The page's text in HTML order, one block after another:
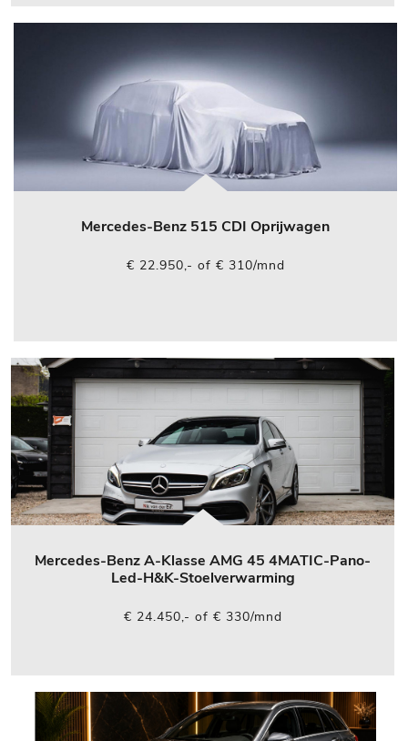
Mercedes-Benz 515 CDI Oprijwagen
€ 22.950,- of € 310/mnd
Mercedes-Benz A-Klasse AMG 45 4MATIC-Pano-
Led-H&K-Stoelverwarming
€ 24.450,- of € 330/mnd